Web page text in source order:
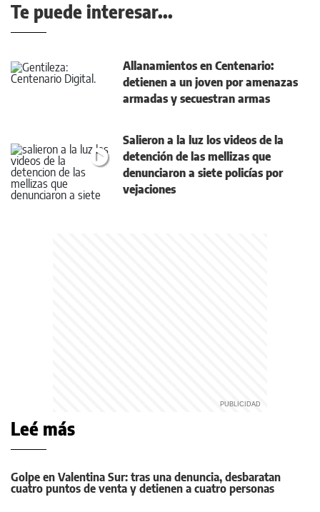
Te puede interesar...
Allanamientos en Centenario:
detienen a un joven por amenazas
armadas y secuestran armas
Salieron a la luz los videos de la
detención de las mellizas que
denunciaron a siete policías por
vejaciones
Leé más
Golpe en Valentina Sur: tras una denuncia, desbaratan
cuatro puntos de venta y detienen a cuatro personas